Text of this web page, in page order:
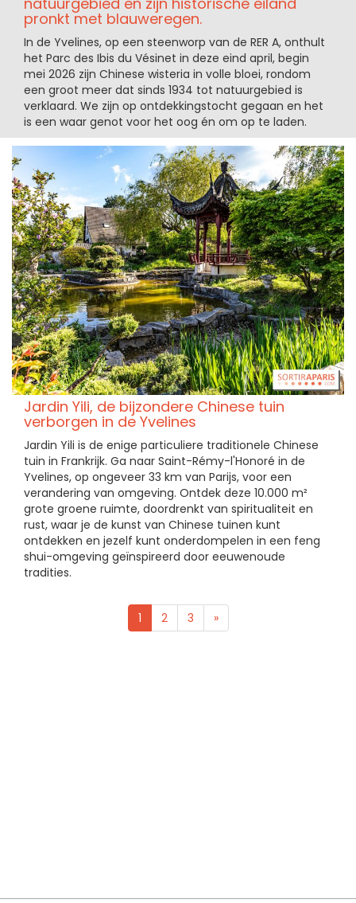
pronkt met blauweregen.
In de Yvelines, op een steenworp van de RER A, onthult
het Parc des Ibis du Vésinet in deze eind april, begin
mei 2026 zijn Chinese wisteria in volle bloei, rondom
een groot meer dat sinds 1934 tot natuurgebied is
verklaard. We zijn op ontdekkingstocht gegaan en het
is een waar genot voor het oog én om op te laden.
Jardin Yili, de bijzondere Chinese tuin
verborgen in de Yvelines
Jardin Yili is de enige particuliere traditionele Chinese
tuin in Frankrijk. Ga naar Saint-Rémy-l'Honoré in de
Yvelines, op ongeveer 33 km van Parijs, voor een
verandering van omgeving. Ontdek deze 10.000 m²
grote groene ruimte, doordrenkt van spiritualiteit en
rust, waar je de kunst van Chinese tuinen kunt
ontdekken en jezelf kunt onderdompelen in een feng
shui-omgeving geïnspireerd door eeuwenoude
tradities.
1 2 3 »